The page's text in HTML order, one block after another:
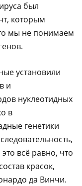
был
которым
мы не понимаем
установили
и
нуклеотидных
в
генетики
всё равно, что
красок,
да Винчи.